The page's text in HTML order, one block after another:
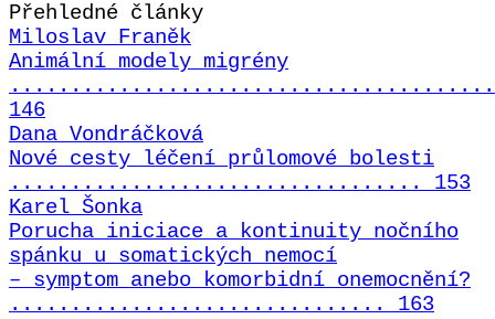
Přehledné články
Miloslav Franěk
Animální modely migrény
146
Dana Vondráčková
Nové cesty léčení průlomové bolesti
.................................. 153
Karel Šonka
Porucha iniciace a kontinuity nočního
spánku u somatických nemocí
– symptom anebo komorbidní onemocnění?
............................... 163